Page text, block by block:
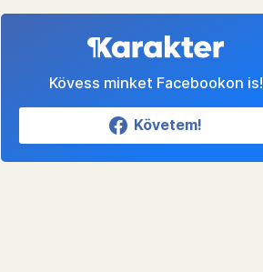
Kövess minket Facebookon is!
Követem!